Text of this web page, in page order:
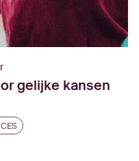
gelijke kansen